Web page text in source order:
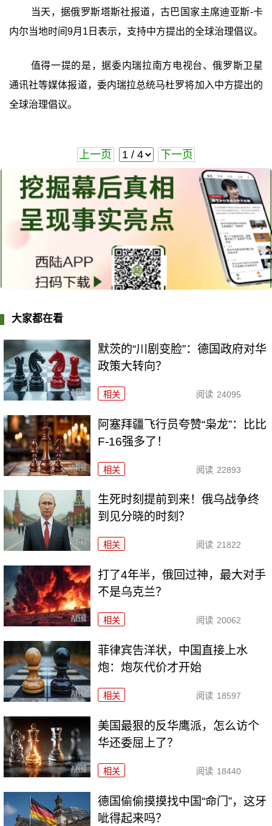
当天，据俄罗斯塔斯社报道，古巴国家主席迪亚斯-卡
内尔当地时间9月1日表示，支持中方提出的全球治理倡议。
值得一提的是，据委内瑞拉南方电视台、俄罗斯卫星
通讯社等媒体报道，委内瑞拉总统马杜罗将加入中方提出的
全球治理倡议。
上一页 下一页
大家都在看
默茨的“川剧变脸”：德国政府对华
政策大转向？
相关 阅读 24095
阿塞拜疆飞行员夸赞“枭龙”：比比
F-16强多了！
相关 阅读 22893
生死时刻提前到来！俄乌战争终
到见分晓的时刻？
相关 阅读 21822
打了4年半，俄回过神，最大对手
不是乌克兰？
相关 阅读 20062
菲律宾告洋状，中国直接上水
炮：炮灰代价才开始
相关 阅读 18597
美国最狠的反华鹰派，怎么访个
华还委屈上了？
相关 阅读 18440
德国偷偷摸摸找中国“命门”，这牙
呲得起来吗？